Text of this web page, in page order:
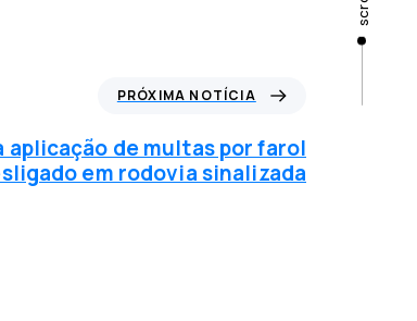
PRÓXIMA NOTÍCIA
de multas por farol
em rodovia sinalizada